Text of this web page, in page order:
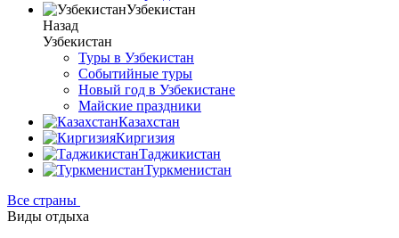
Узбекистан
Назад
Узбекистан
Туры в Узбекистан
Событийные туры
Новый год в Узбекистане
Майские праздники
Казахстан
Киргизия
Таджикистан
Туркменистан
Все страны
Виды отдыха